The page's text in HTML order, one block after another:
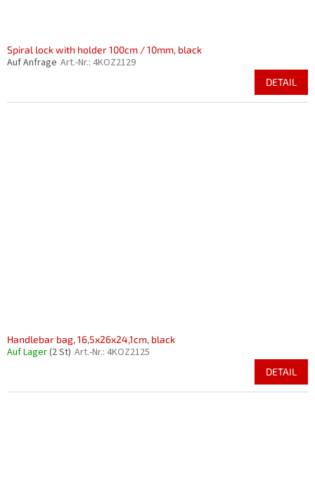
Spiral lock with holder 100cm / 10mm, black
Auf Anfrage Art.-Nr.: 4KOZ2129
DETAIL
Handlebar bag, 16,5x26x24,1cm, black
Auf Lager(2 St) Art.-Nr.: 4KOZ2125
DETAIL